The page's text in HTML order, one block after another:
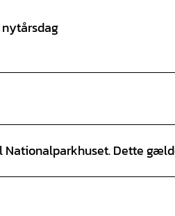
Nationalparkhuset. Dette